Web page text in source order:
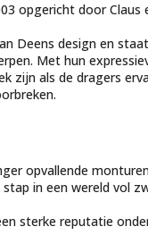
opgericht door
Deens design en
Met hun
zijn als de dragers
opvallende
in een wereld vol
sterke reputatie